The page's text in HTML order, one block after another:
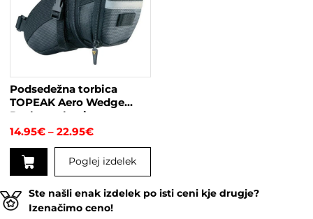
Podsedežna torbica
TOPEAK Aero Wedge
Pack s trakovi
14.95€ – 22.95€Cenovni
od
14.95€
Poglej izdelek
izdelek
ima
Ste našli enak izdelek po isti ceni kje drugje?
Izenačimo ceno!